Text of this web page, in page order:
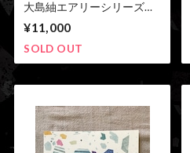
大島紬エアリーシリーズ
ネックレス03
¥11,000
SOLD OUT